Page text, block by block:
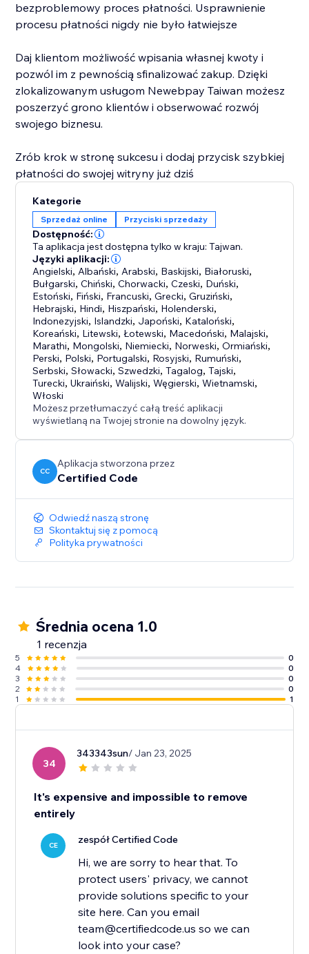
bezproblemowy proces płatności. Usprawnienie
procesu płatności nigdy nie było łatwiejsze
Daj klientom możliwość wpisania własnej kwoty i
pozwól im z pewnością sfinalizować zakup. Dzięki
zlokalizowanym usługom Newebpay Taiwan możesz
poszerzyć grono klientów i obserwować rozwój
swojego biznesu.
Zrób krok w stronę sukcesu i dodaj przycisk szybkiej
płatności do swojej witryny już dziś
Kategorie
Sprzedaż online Przyciski sprzedaży
Dostępność:
Ta aplikacja jest dostępna tylko w kraju: Tajwan.
Języki aplikacji:
Angielski, Albański, Arabski, Baskijski, Białoruski,
Bułgarski,Chiński,Chorwacki,Czeski, Duński,
Estoński, Fiński, Francuski,Grecki,Gruziński,
Hebrajski, Hindi, Hiszpański, Holenderski,
Indonezyjski, Islandzki, Japoński, Kataloński,
Koreański, Litewski,Łotewski, Macedoński, Malajski,
Marathi, Mongolski, Niemiecki, Norweski,Ormiański,
Perski, Polski, Portugalski, Rosyjski, Rumuński,
Serbski,Słowacki,Szwedzki,Tagalog,Tajski,
Turecki,Ukraiński,Walijski,Węgierski,Wietnamski,
Włoski
Możesz przetłumaczyć całą treść aplikacji
wyświetlaną na Twojej stronie na dowolny język.
CC
Aplikacja stworzona przez
Certified Code
Odwiedź naszą stronę
Skontaktuj się z pomocą
Polityka prywatności
Średnia ocena 1.0
1 recenzja
5
0
4
0
3
0
2
0
1
1
34
343343sun/ Jan 23, 2025
It's expensive and impossible to remove
entirely
CE zespół Certified Code
Hi, we are sorry to hear that. To
protect users' privacy, we cannot
provide solutions specific to your
site here. Can you email
team@certifiedcode.us so we can
look into your case?